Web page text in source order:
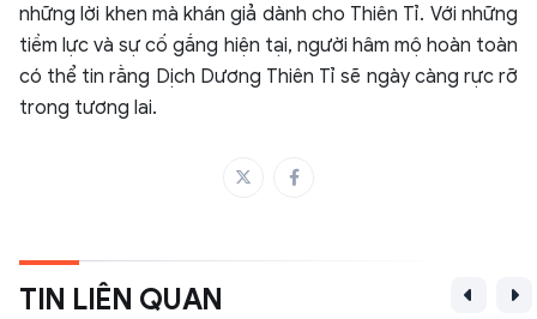
những lời khen mà khán giả dành cho Thiên Tỉ. Với những
tiềm lực và sự cố gắng hiện tại, người hâm mộ hoàn toàn
có thể tin rằng Dịch Dương Thiên Tỉ sẽ ngày càng rực rỡ
trong tương lai.
TIN LIÊN QUAN